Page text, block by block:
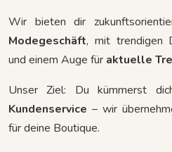
Wir bieten dir
Modegeschäft, mit trendigen
und einem Auge für aktuelle
Unser Ziel: Du kümmerst
Kundenservice – wir
für deine Boutique.